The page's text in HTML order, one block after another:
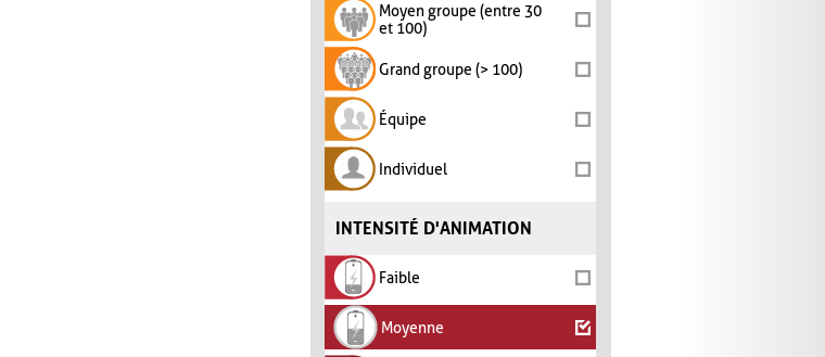
Moyen groupe (entre 30
et 100)
Grand groupe (> 100)
Équipe
Individuel
INTENSITÉ D'ANIMATION
Faible
Moyenne